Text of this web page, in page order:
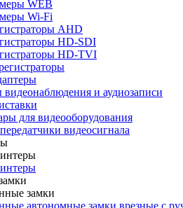
WEB
Wi-Fi
AHD
HD-SDI
HD-TVI
и аудиозаписи
для видеооборудования
видеосигнала
замки
автономные замки врезные с